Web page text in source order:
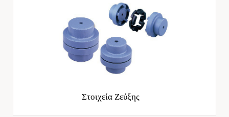
Στοιχεία Ζεύξης